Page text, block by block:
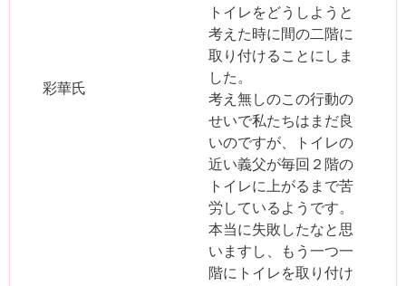
彩華氏
トイレをどうしようと
考えた時に間の二階に
取り付けることにしま
した。
考え無しのこの行動の
せいで私たちはまだ良
いのですが、トイレの
近い義父が毎回２階の
トイレに上がるまで苦
労しているようです。
本当に失敗したなと思
いますし、もう一つ一
階にトイレを取り付け